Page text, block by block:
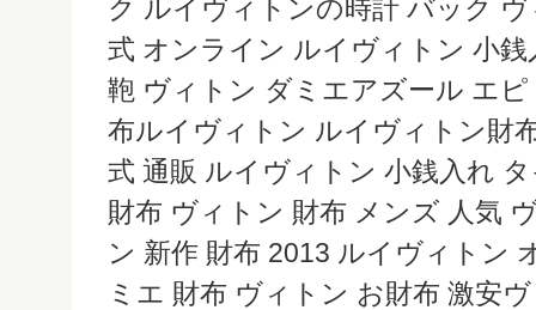
ク ルイヴィトンの時計 バック
式 オンライン ルイヴィトン 小
鞄 ヴィトン ダミエアズール エ
布ルイヴィトン ルイヴィトン財
式 通販 ルイヴィトン 小銭入れ
財布 ヴィトン 財布 メンズ 人気
ン 新作 財布 2013 ルイヴィトン
ミエ 財布 ヴィトン お財布 激安